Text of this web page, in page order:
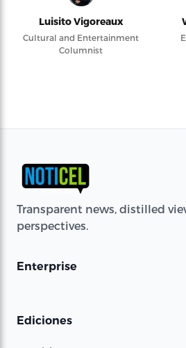
Luisito Vigoreaux
Cultural and Entertainment
Columnist
Transparent news, distilled
perspectives.
Enterprise
Ediciones